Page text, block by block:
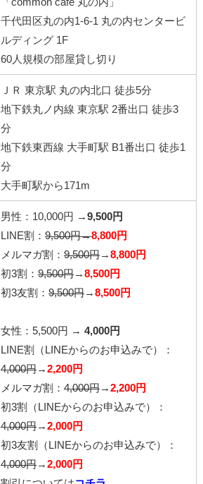
千代田区丸の内1-6-1 丸の内センタービ
ルディング 1F
60人規模の部屋貸し切り
ＪＲ 東京駅 丸の内北口 徒歩5分
地下鉄丸ノ内線 東京駅 2番出口 徒歩3
分
地下鉄東西線 大手町駅 B1番出口 徒歩1
分
大手町駅から171m
男性：10,000円 → 9,500円
LINE割： 9,500円→8,800円
メルマガ割： 9,500円 → 8,800円
初3割： 9,500円 → 8,500円
初3友割： 9,500円 → 8,500円
女性：5,500円 → 4,000円
LINE割
（LINEからのお申込みで）
：
4,000円 → 2,200円
メルマガ割： 4,000円 → 2,200円
初3割
（LINEからのお申込みで）
：
4,000円 → 2,000円
初3友割
（LINEからのお申込みで）
：
4,000円 → 2,000円